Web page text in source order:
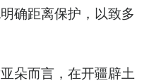
确距离保护，以致多
朵而言，在开疆辟土